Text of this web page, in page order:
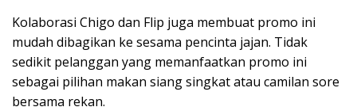
Kolaborasi Chigo dan Flip juga membuat promo ini
mudah dibagikan ke sesama pencinta jajan. Tidak
sedikit pelanggan yang memanfaatkan promo ini
sebagai pilihan makan siang singkat atau camilan sore
bersama rekan.